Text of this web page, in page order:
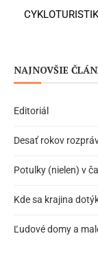
NAJNOVŠIE
Editoriál
Desať rokov
Potulky (nielen) v
Kde sa krajina
Ľudové domy a